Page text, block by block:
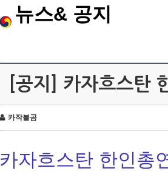
뉴스& 공지
[공지] 카자흐스탄
카작불곰
카자흐스탄 한인총